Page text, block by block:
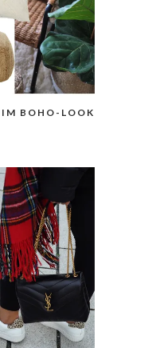
BOHO-LOOK